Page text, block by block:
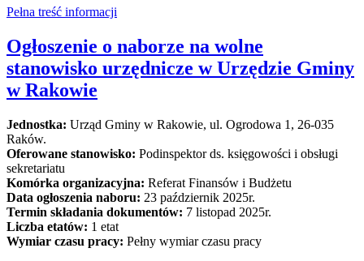
Pełna treść informacji
Ogłoszenie o naborze na wolne
stanowisko urzędnicze w Urzędzie Gminy
w Rakowie
Jednostka: Urząd Gminy w Rakowie, ul. Ogrodowa 1, 26-035
Raków.
Oferowane stanowisko: Podinspektor ds. księgowości i obsługi
sekretariatu
Komórka organizacyjna: Referat Finansów i Budżetu
Data ogłoszenia naboru: 23 październik 2025r.
Termin składania dokumentów: 7 listopad 2025r.
Liczba etatów: 1 etat
Wymiar czasu pracy: Pełny wymiar czasu pracy